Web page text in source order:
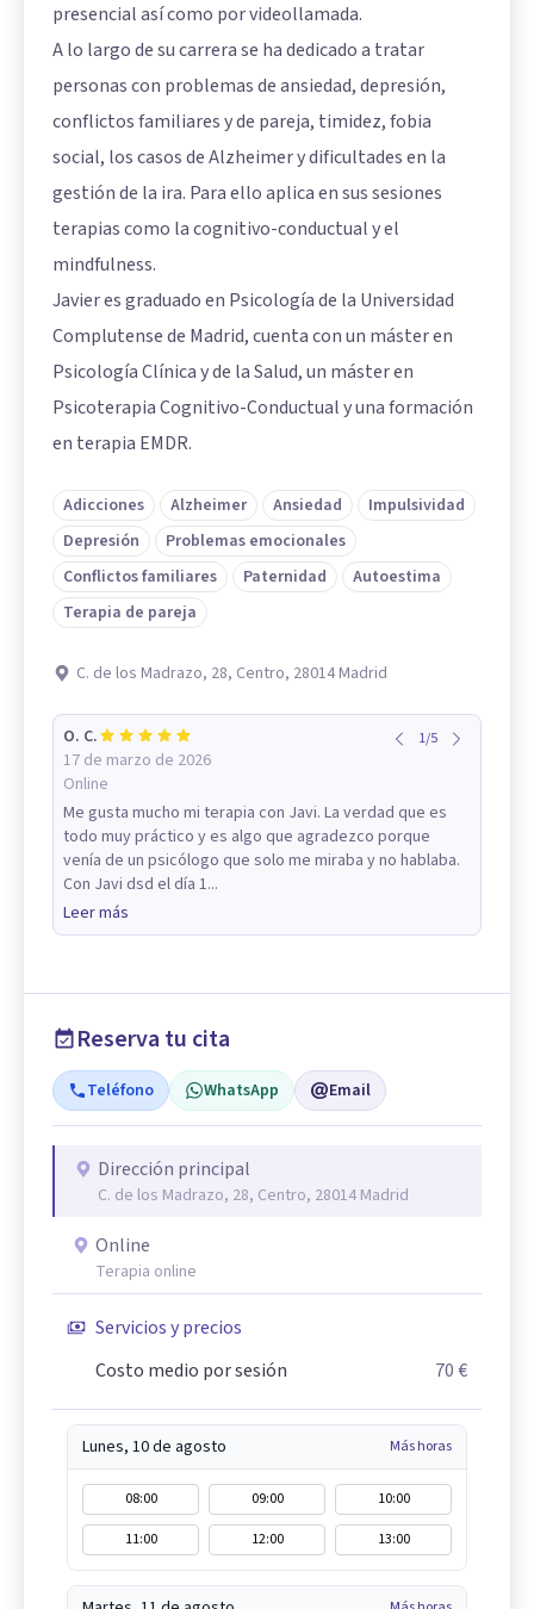
presencial así como por videollamada.
A lo largo de su carrera se ha dedicado a tratar
personas con problemas de ansiedad, depresión,
conflictos familiares y de pareja, timidez, fobia
social, los casos de Alzheimer y dificultades en la
gestión de la ira. Para ello aplica en sus sesiones
terapias como la cognitivo-conductual y el
mindfulness.
Javier es graduado en Psicología de la Universidad
Complutense de Madrid, cuenta con un máster en
Psicología Clínica y de la Salud, un máster en
Psicoterapia Cognitivo-Conductual y una formación
en terapia EMDR.
Adicciones Alzheimer Ansiedad
Impulsividad
Depresión
Problemas emocionales
Conflictos familiares
Paternidad
Autoestima
Terapia de pareja
C. de los Madrazo, 28, Centro, 28014 Madrid
O. C.
17 de marzo de 2026
Online
1/5
Me gusta mucho mi terapia con Javi. La verdad que es
todo muy práctico y es algo que agradezco porque
venía de un psicólogo que solo me miraba y no hablaba.
Con Javi dsd el día 1...
Leer más
Reserva tu cita
Teléfono WhatsApp Email
Dirección principal
C. de los Madrazo, 28, Centro, 28014 Madrid
Online
Terapia online
Servicios y precios
Costo medio por sesión
70 €
Lunes, 10 de agosto Más horas
08:00 09:00
10:00
11:00
12:00 13:00